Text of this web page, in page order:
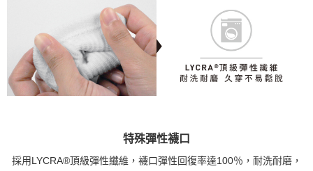
特殊彈性襪口
採用LYCRA®頂級彈性纖維，襪口彈性回復率達100％，耐洗耐磨，